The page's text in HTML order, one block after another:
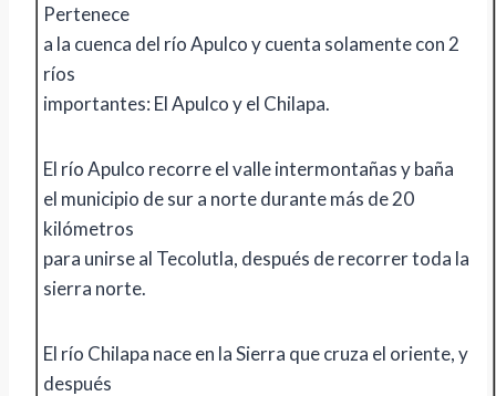
Pertenece
a la cuenca del río Apulco y cuenta solamente con 2
ríos
importantes: El Apulco y el Chilapa.
El río Apulco recorre el valle intermontañas y baña
el municipio de sur a norte durante más de 20
kilómetros
para unirse al Tecolutla, después de recorrer toda la
sierra norte.
El río Chilapa nace en la Sierra que cruza el oriente, y
después